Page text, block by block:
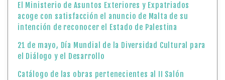
El Ministerio de Asuntos Exteriores y Expatriados
acoge con satisfacción el anuncio de Malta de su
intención de reconocer el Estado de Palestina
21 de mayo, Día Mundial de la Diversidad Cultural para
el Diálogo y el Desarrollo
Catálogo de las obras pertenecientes al II Salón